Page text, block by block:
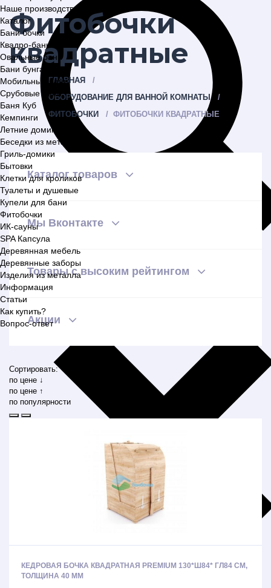
Наше производство
Каталог
Бани бочки
Квадро-бани
Овальные бани
Бани бунгало
Мобильные бани
Срубовые бани
Баня Куб
Кемпинги
Летние домики
Беседки из металла
Гриль-домики
Бытовки
Клетки для кроликов
Туалеты и душевые
Купели для бани
Фитобочки
ИК-сауны
SPA Капсула
Деревянная мебель
Деревянные заборы
Изделия из металла
Информация
Статьи
Как купить?
Вопрос-ответ
Фитобочки
квадратные
ГЛАВНАЯ
ОБОРУДОВАНИЕ ДЛЯ ВАННОЙ КОМНАТЫ
ФИТОБОЧКИ
ФИТОБОЧКИ КВАДРАТНЫЕ
Каталог товаров
Мы Вконтакте
Товары с высоким рейтингом
Акции
Сортировать:
по цене ↓
по цене ↑
по популярности
КЕДРОВАЯ БОЧКА КВАДРАТНАЯ PREMIUM 130*Ш84* ГЛ84 СМ,
ТОЛЩИНА 40 ММ